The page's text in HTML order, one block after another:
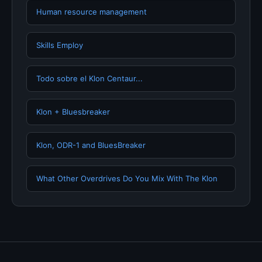
Human resource management
Skills Employ
Todo sobre el Klon Centaur...
Klon + Bluesbreaker
Klon, ODR-1 and BluesBreaker
What Other Overdrives Do You Mix With The Klon